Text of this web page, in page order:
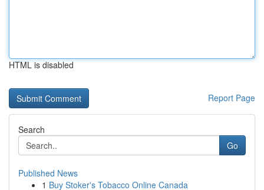
HTML is disabled
Report Page
Search
Go
Published News
1 Buy Stoker's Tobacco Online Canada